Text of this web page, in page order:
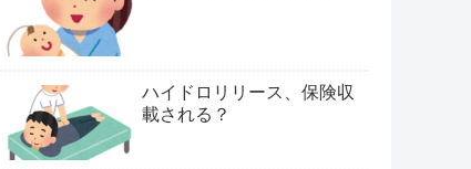
ハイドロリリース、保険収
載される？